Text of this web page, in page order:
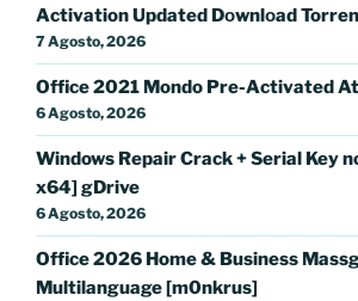
Activation Updated Dоwnlоad
7 Agosto, 2026
Office 2021 Mondo Pre-Activated
6 Agosto, 2026
Windows Repair Crack + Serial Key
x64] gDrive
6 Agosto, 2026
Office 2026 Home & Business
Multilanguage [m0nkrus]